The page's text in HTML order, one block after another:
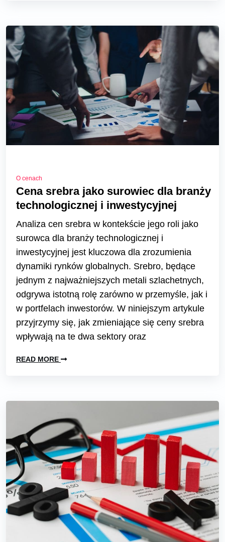
O cenach
Cena srebra jako surowiec dla branży
technologicznej i inwestycyjnej
Analiza cen srebra w kontekście jego roli jako
surowca dla branży technologicznej i
inwestycyjnej jest kluczowa dla zrozumienia
dynamiki rynków globalnych. Srebro, będące
jednym z najważniejszych metali szlachetnych,
odgrywa istotną rolę zarówno w przemyśle, jak i
w portfelach inwestorów. W niniejszym artykule
przyjrzymy się, jak zmieniające się ceny srebra
wpływają na te dwa sektory oraz
READ MORE